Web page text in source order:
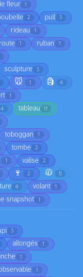
fleur 1
2 pull 3
rideau 1
route 1 ruban 1
sculpture 3
🐭 1 🗿 4
1
4 tableau 11
toboggan 1
tombe 2
1 valise 2
🍷 2 🧥 5
4 volant 1
snapshot 1
3
allongés 1
1
1